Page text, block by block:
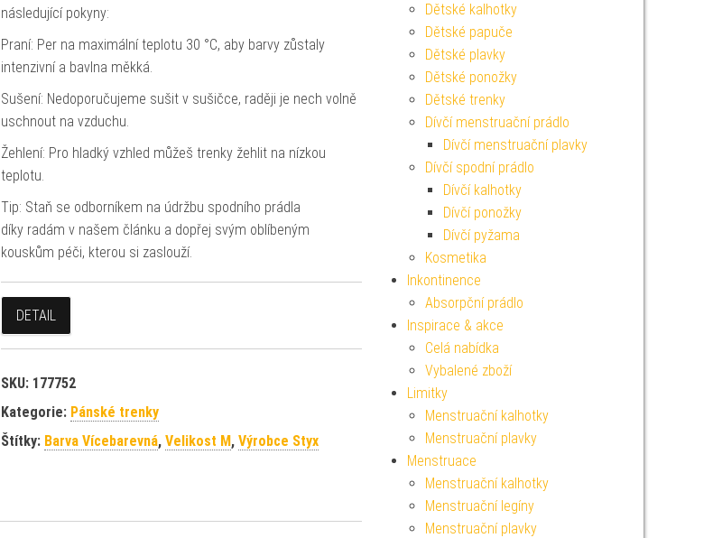
následující pokyny:
Praní: Per na maximální teplotu 30 °C, aby barvy zůstaly
intenzivní a bavlna měkká.
Sušení: Nedoporučujeme sušit v sušičce, raději je nech volně
uschnout na vzduchu.
Žehlení: Pro hladký vzhled můžeš trenky žehlit na nízkou
teplotu.
Tip: Staň se odborníkem na údržbu spodního prádla
díky radám v našem článku a dopřej svým oblíbeným
kouskům péči, kterou si zaslouží.
DETAIL
SKU: 177752
Kategorie: Pánské trenky
Štítky: Barva Vícebarevná, Velikost M, Výrobce Styx
Dětské kalhotky
Dětské papuče
Dětské plavky
Dětské ponožky
Dětské trenky
Dívčí menstruační prádlo
Dívčí menstruační plavky
Dívčí spodní prádlo
Dívčí kalhotky
Dívčí ponožky
Dívčí pyžama
Kosmetika
Inkontinence
Absorpční prádlo
Inspirace & akce
Celá nabídka
Vybalené zboží
Limitky
Menstruační kalhotky
Menstruační plavky
Menstruace
Menstruační kalhotky
Menstruační legíny
Menstruační plavky